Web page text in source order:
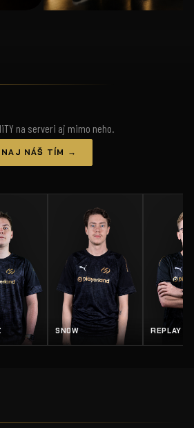
na serveri aj mimo neho.
NÁŠ TÍM →
SN0W REPLAY